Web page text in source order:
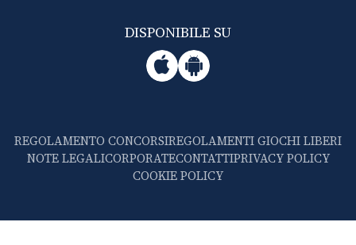
DISPONIBILE SU
REGOLAMENTO CONCORSIREGOLAMENTI GIOCHI LIBERI
NOTE LEGALICORPORATECONTATTIPRIVACY POLICY
COOKIE POLICY